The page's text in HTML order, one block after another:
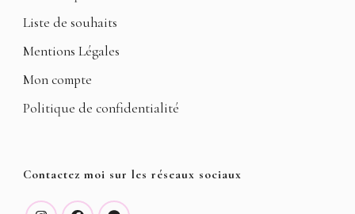
Liste de souhaits
Mentions Légales
Mon compte
Politique de confidentialité
Contactez moi sur les réseaux sociaux